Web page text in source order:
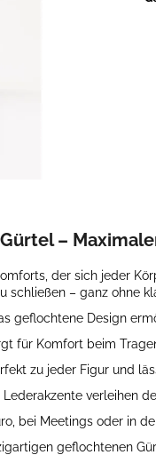
–
der sich jeder
– ganz ohne
geflochtene Design
für Komfort beim
zu jeder Figur und
verleihen
bei Meetings oder in
geflochtenen